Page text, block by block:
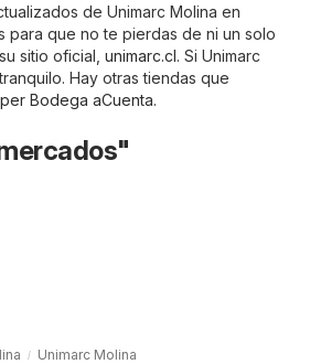
de Unimarc Molina en
para que no te pierdas de ni un solo
sitio oficial, unimarc.cl. Si Unimarc
Hay otras tiendas que
Bodega aCuenta.
Unimarc Molina